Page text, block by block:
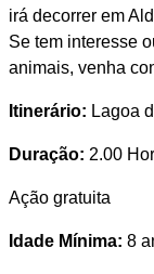
irá decorrer em
Se tem interesse
animais, venha
Itinerário: Lagoa
Duração: 2.00
Ação gratuita
Idade Mínima: 8